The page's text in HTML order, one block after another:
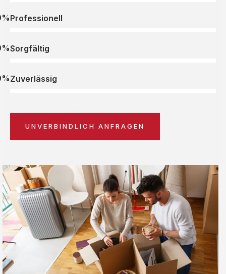
Professionell
Sorgfältig
Zuverlässig
UNVERBINDLICH ANFRAGEN